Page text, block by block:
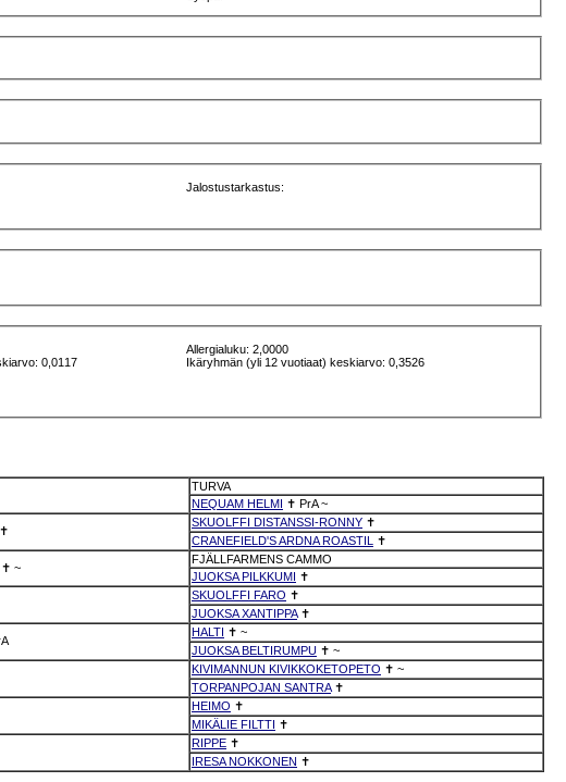
Jalostustarkastus:
0,0117
Allergialuku: 2,0000
Ikäryhmän (yli 12 vuotiaat) keskiarvo: 0,3526
TURVA
NEQUAM HELMI ✝ PrA ~
✝
SKUOLFFI DISTANSSI-RONNY ✝
CRANEFIELD'S ARDNA ROASTIL
✝
✝ ~
FJÄLLFARMENS CAMMO
JUOKSA PILKKUMI ✝
SKUOLFFI FARO ✝
JUOKSA XANTIPPA✝
HALTI ✝ ~
JUOKSA BELTIRUMPU ✝ ~
KIVIMANNUN KIVIKKOKETOPETO ✝ ~
TORPANPOJAN SANTRA✝
HEIMO ✝
MIKÄLIE FILTTI ✝
RIPPE ✝
IRESA NOKKONEN ✝